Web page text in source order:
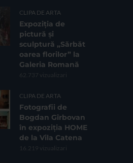
CLIPA DE ARTA
Expoziția de
pictură și
sculptură „Sărbăt
oarea florilor” la
Galeria Romană
62.737 vizualizari
CLIPA DE ARTA
Fotografii de
Bogdan Gîrbovan
în expoziția HOME
de la Vila Catena
16.219 vizualizari